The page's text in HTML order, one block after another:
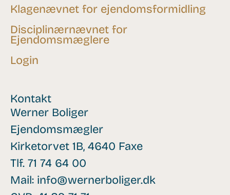
Kontakt
Werner Boliger
Ejendomsmægler
Kirketorvet 1B, 4640 Faxe
Tlf. 71 74 64 00
Mail: info@wernerboliger.dk
Klagenævnet for ejendomsformidling
Disciplinærnævnet for
Ejendomsmæglere
Login